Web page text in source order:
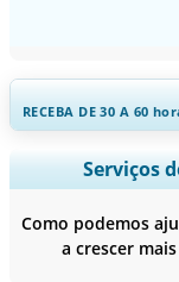
RECEBA DE 30 A 60
Ampliar a
Perfis de
Serviços
Como podemos
a crescer